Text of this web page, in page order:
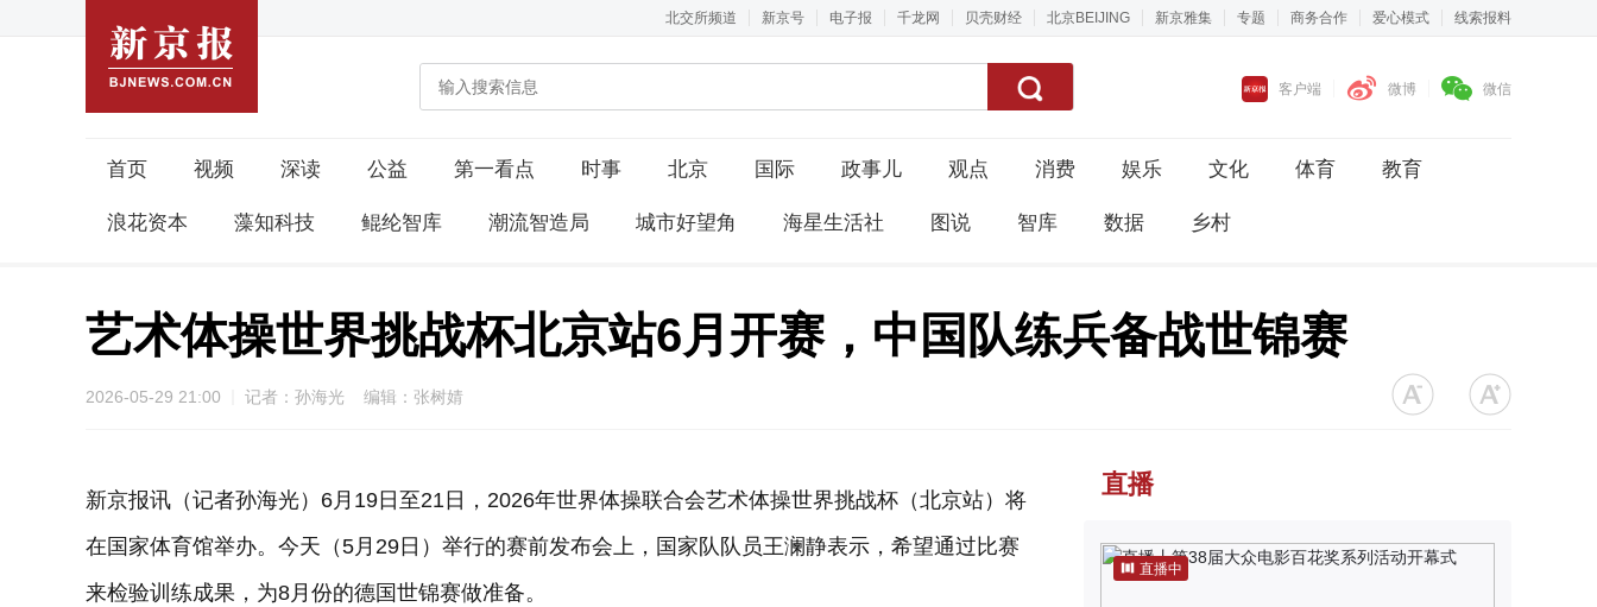
北交所频道 新京号 电子报 千龙网 贝壳财经 北京BEIJING 新京雅集 专题 商务合作 爱心模式 线索报料
客户端 微博 微信
首页 视频 深读 公益 第一看点 时事 北京 国际 政事儿 观点 消费 娱乐 文化 体育 教育
浪花资本 藻知科技 鲲纶智库 潮流智造局 城市好望角 海星生活社 图说 智库 数据 乡村
艺术体操世界挑战杯北京站6月开赛，中国队练兵备战世锦赛
2026-05-29 21:00 记者：孙海光 编辑：张树婧
新京报讯（记者孙海光）6月19日至21日，2026年世界体操联合会艺术体操世界挑战杯（北京站）将
在国家体育馆举办。今天（5月29日）举行的赛前发布会上，国家队队员王澜静表示，希望通过比赛
来检验训练成果，为8月份的德国世锦赛做准备。
直播
直播中